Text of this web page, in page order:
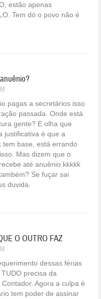
estão apenas
Tem dó o povo não é
pagas a secretários isso
passada. Onde está
gente? E olha que
justificativa é que a
tem base, está errando
Mas dizem que o
até anuênio kkkkk
Se fuçar sai
duvida.
O OUTRO FAZ
dessas férias
precisa da
Agora a culpa é
tem poder de assinar